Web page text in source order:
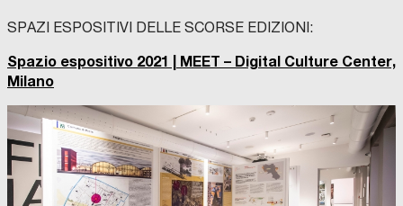
SPAZI ESPOSITIVI DELLE SCORSE EDIZIONI:
Spazio espositivo 2021 | MEET – Digital Culture Center,
Milano